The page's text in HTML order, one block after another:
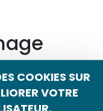
COOKIES SUR
VOTRE
1748études